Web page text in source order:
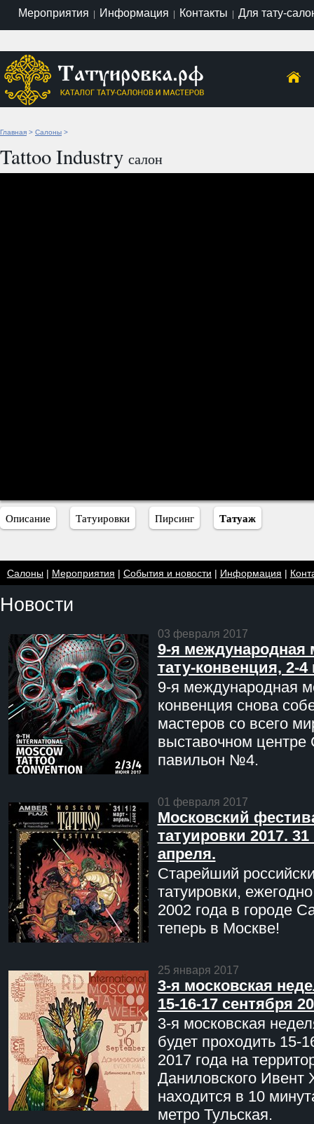
Мероприятия | Информация | Контакты | Для тату-
Главная > Салоны >
Tattoo Industry салон
Описание Татуировки Пирсинг Татуаж
Салоны| Мероприятия | События и новости | Информация |
Новости
03 февраля 2017
9-я международная
тату-конвенция, 2-
9-я международная
конвенция снова
мастеров со всего
выставочном центре
павильон №4.
01 февраля 2017
Московский
татуировки 2017. 31
апреля.
Старейший
татуировки,
2002 года в городе
теперь в Москве!
25 января 2017
3-я московская
15-16-17 сентября
3-я московская
будет проходить 15-
2017 года на
Даниловского Ивент
находится в 10
метро Тульская.